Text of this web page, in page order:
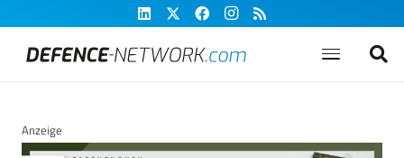
Anzeige